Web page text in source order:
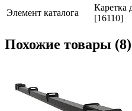
Элемент каталога
Каретка
[16110]
Похожие товары (8)